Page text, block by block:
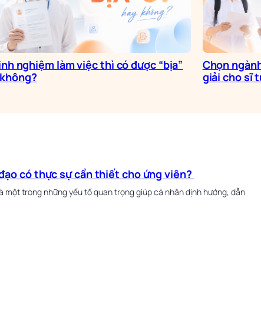
nghiệm làm việc thì có được “bịa”
Chọn
giải cho sĩ
có thực sự cần thiết cho ứng viên?
một trong những yếu tố quan trọng giúp cá nhân định hướng, dẫn